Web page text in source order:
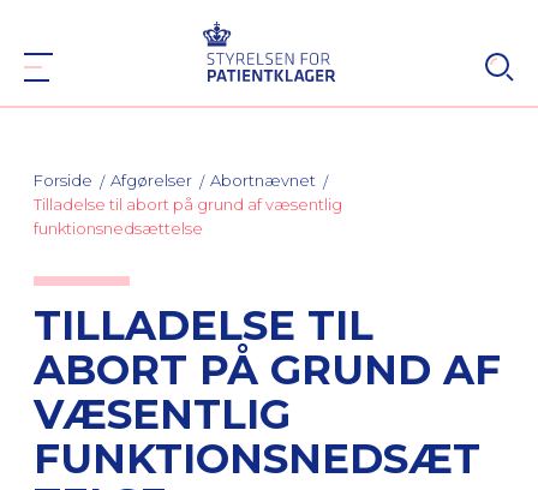
Forside Afgørelser
Abortnævnet
Tilladelse til abort på grund af væsentlig
funktionsnedsættelse
TILLADELSE TIL
ABORT PÅ GRUND AF
VÆSENTLIG
FUNKTIONSNEDSÆT